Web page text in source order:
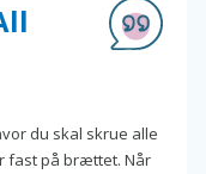
du skal skrue alle
fast på brættet. Når